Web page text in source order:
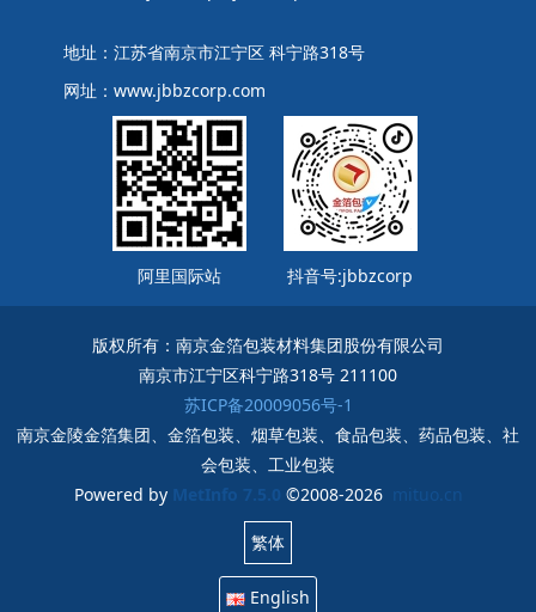
地址：江苏省南京市江宁区 科宁路318号
网址：www.jbbzcorp.com
阿里国际站 抖音号:jbbzcorp
版权所有：南京金箔包装材料集团股份有限公司
南京市江宁区科宁路318号 211100
苏ICP备20009056号-1
南京金陵金箔集团、金箔包装、烟草包装、食品包装、药品包装、社
会包装、工业包装
Powered by MetInfo 7.5.0 ©2008-2026 mituo.cn
繁体
English